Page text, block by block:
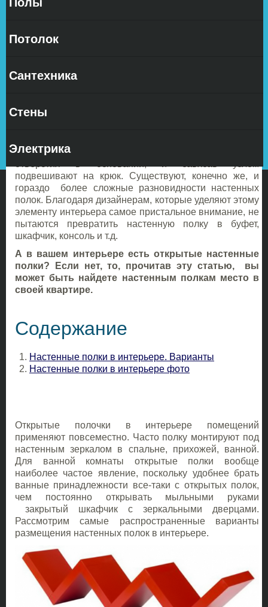
Потолок
Сантехника
Стены
Электрика
полку своими руками может практически любой
можно применить даже веревку, продев ее сквозь
подвешивают на крюк. Существуют, конечно же, и
гораздо более сложные разновидности настенных
полок. Благодаря дизайнерам, которые уделяют этому
элементу интерьера самое пристальное внимание, не
пытаются превратить настенную полку в буфет,
шкафчик, консоль и т.д.
А в вашем интерьере есть открытые настенные
полки? Если нет, то, прочитав эту статью, вы
может быть найдете настенным полкам место в
своей квартире.
Содержание
Настенные полки в интерьере. Варианты
Настенные полки в интерьере фото
Открытые полочки в интерьере помещений
применяют повсеместно. Часто полку монтируют под
настенным зеркалом в спальне, прихожей, ванной.
Для ванной комнаты открытые полки вообще
наиболее частое явление, поскольку удобнее брать
ванные принадлежности все-таки с открытых полок,
чем постоянно открывать мыльными руками
закрытый шкафчик с зеркальными дверцами.
Рассмотрим самые распространенные варианты
размещения настенных полок в интерьере.